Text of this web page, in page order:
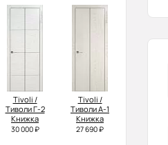
Tivoli /
Тиволи Г-2
Книжка
30 000 ₽
Tivoli /
Тиволи А-1
Книжка
27 690 ₽